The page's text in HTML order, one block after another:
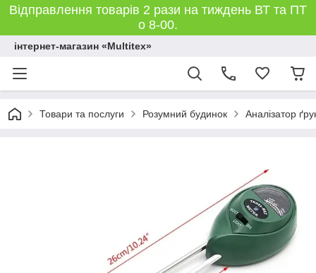
Відправлення товарів 2 рази на тиждень ВТ та ПТ
о 8-00.
інтернет-магазин «Multitex»
Товари та послуги Розумний будинок Аналізатор